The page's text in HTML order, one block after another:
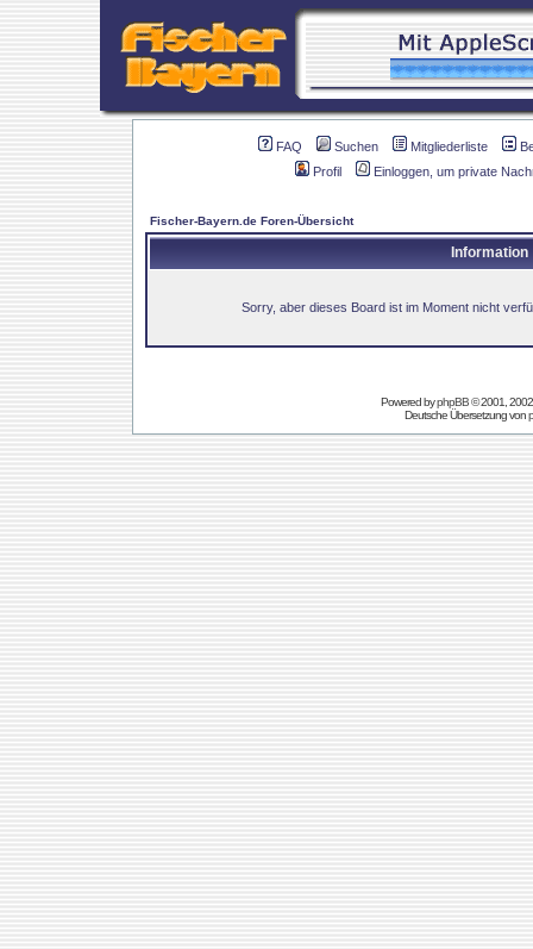
FAQ Suchen Mitgliederliste
Profil
Einloggen, um private
Fischer-Bayern.de Foren-Übersicht
Information
Sorry, aber dieses Board ist im Moment nicht
Powered byphpBB© 2001,
Deutsche Übersetzung von